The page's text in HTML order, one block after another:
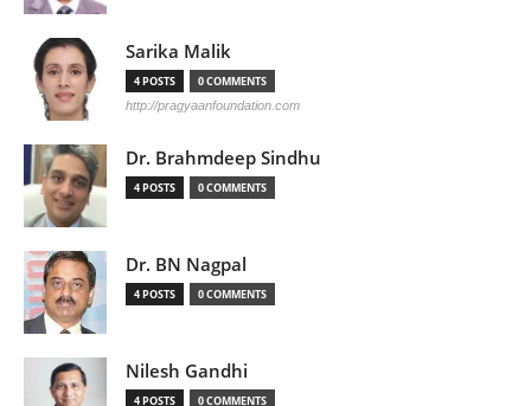
Sarika Malik
4 POSTS 0 COMMENTS
http://pragyaanfoundation.com
Dr. Brahmdeep Sindhu
4 POSTS 0 COMMENTS
Dr. BN Nagpal
4 POSTS 0 COMMENTS
Nilesh Gandhi
4 POSTS 0 COMMENTS